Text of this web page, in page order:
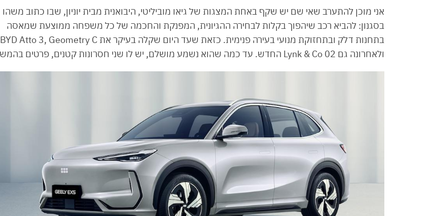
אני מוכן להתערב שאי שם יש שקף באחת המצגות של גיאו מוביליטי, היבואנית מבית יוניון, שבו כתוב משהו
בסגנון: להביא רכב שיהפוך בקלות לבחירה ההגיונית, המפנקת והחכמה של כל משפחה ממוצעת שמאסה
בתחנות דלק ובתחזוקת מנועי בעירה פנימית. כזאת שעד היום שקלה בעיקר את BYD Atto 3, Geometry C
ולאחרונה גם Lynk & Co 02 החדש. עד כמה שהוא נשמע מושלם, יש לו שני חסרונות קטנים, פרטים בהמשך.